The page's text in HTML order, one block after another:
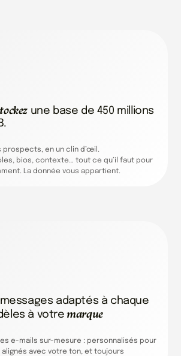
une base de 450 millions
prospects, en un clin d’œil.
bios, contexte… tout ce qu’il faut pour
La donnée vous appartient.
messages adaptés à chaque
à votre marque
e-mails sur-mesure : personnalisés pour
avec votre ton, et toujours